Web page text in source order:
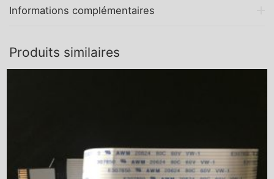
Informations complémentaires
Produits similaires